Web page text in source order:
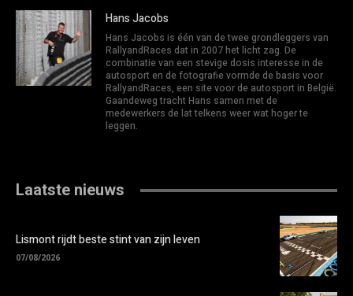
Hans Jacobs
Hans Jacobs is één van de twee grondleggers van
RallyandRaces dat in 2007 het licht zag. De
combinatie van een stevige dosis interesse in de
autosport en de fotografie vormde de basis voor
RallyandRaces, een site voor de autosport in België.
Gaandeweg tracht Hans samen met de
medewerkers de lat telkens weer wat hoger te
leggen.
Laatste nieuws
Lismont rijdt beste stint van zijn leven
07/08/2026